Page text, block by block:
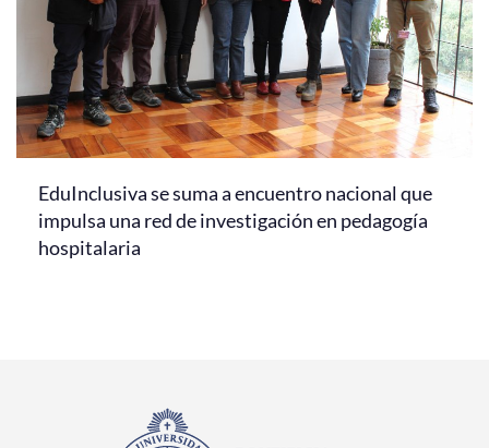
EduInclusiva se suma a encuentro nacional que
impulsa una red de investigación en pedagogía
hospitalaria